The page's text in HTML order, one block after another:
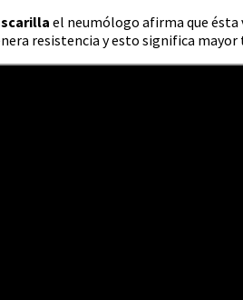
el neumólogo afirma que ésta
resistencia y esto significa